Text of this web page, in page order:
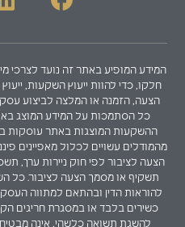
המידע המופיע באתר זה נועד לצרכי
חלקו, כדי להוות ייעוץ השקעות,
הצעה, הזמנה או המלצה לביצוע
כל הסתמכות על המידע המוצג
ההשקעות המוצגות באתר עוסקות
מהמודלים עשויים לכלול מאפיינים
תשקיף או מסמך הצעה לציבור.
להוראות הדין ובהתאם למתווה
כשירים בלבד או במסגרת חריגים
להשגת תשואה כלשהי, אינה